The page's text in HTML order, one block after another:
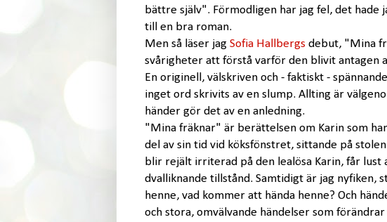
bättre själv". Förmodligen har jag fel, det
till en bra roman.
Men så läser jagSofia Hallbergs debut, "Mina
svårigheter att förstå varför den blivit antagen
En originell, välskriven och - faktiskt -
inget ord skrivits av en slump. Allting är
händer gör det av en anledning.
"Mina fräknar" är berättelsen om Karin som
del av sin tid vid köksfönstret, sittande på
blir rejält irriterad på den lealösa Karin, får lust
dvalliknande tillstånd. Samtidigt är jag nyfiken,
henne, vad kommer att hända henne? Och
och stora, omvälvande händelser som